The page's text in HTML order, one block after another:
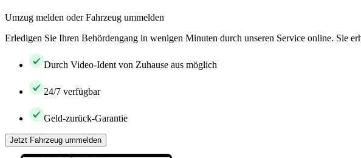
Umzug melden oder Fahrzeug ummelden
Erledigen Sie Ihren Behördengang in wenigen Minuten durch unseren Service online. Sie
Durch Video-Ident von Zuhause aus möglich
24/7 verfügbar
Geld-zurück-Garantie
Jetzt Fahrzeug ummelden